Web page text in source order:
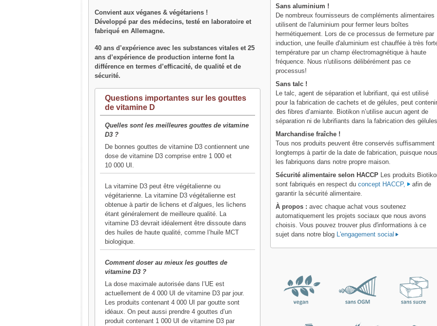
Convient aux véganes & végétariens !
Développé par des médecins, testé en laboratoire et
fabriqué en Allemagne.
40 ans d’expérience avec les substances vitales et 25
ans d’expérience de production interne font la
différence en termes d’efficacité, de qualité et de
sécurité.
Questions importantes sur les gouttes
de vitamine D
Quelles sont les meilleures gouttes de vitamine
D3 ?
De bonnes gouttes de vitamine D3 contiennent une
dose de vitamine D3 comprise entre 1 000 et
10 000 UI.
La vitamine D3 peut être végétalienne ou
végétarienne. La vitamine D3 végétalienne est
obtenue à partir de lichens et d’algues, les lichens
étant généralement de meilleure qualité. La
vitamine D3 devrait idéalement être dissoute dans
des huiles de haute qualité, comme l’huile MCT
biologique.
Comment doser au mieux les gouttes de
vitamine D3 ?
La dose maximale autorisée dans l’UE est
actuellement de 4 000 UI de vitamine D3 par jour.
Les produits contenant 4 000 UI par goutte sont
idéaux. On peut aussi prendre 4 gouttes d’un
produit contenant 1 000 UI de vitamine D3 par
Sans aluminium !
De nombreux fournisseurs de compléments alimentaires
utilisent de l'aluminium pour fermer leurs boîtes
hermétiquement. Lors de ce processus de fermeture par
induction, une feuille d'aluminium est chauffée à très
température par un champ électromagnétique à haute
fréquence. Nous n'utilisons délibérément pas ce
processus!
Sans talc !
Le talc, agent de séparation et lubrifiant, qui est utilisé
pour la fabrication de cachets et de gélules, peut contenir
des fibres d’amiante. Biotikon n’utilise aucun agent de
séparation ni de lubrifiants dans la fabrication des gélules.
Marchandise fraîche !
Tous nos produits peuvent être conservés suffisamment
longtemps à partir de la date de fabrication, puisque nous
les fabriquons dans notre propre maison.
Sécurité alimentaire selon HACCP Les produits
sont fabriqués en respect duconcept HACCP,
afin de
garantir la sécurité alimentaire.
À propos : avec chaque achat vous soutenez
automatiquement les projets sociaux que nous avons
choisis. Vous pouvez trouver plus d'informations à ce
sujet dans notre blog
L'engagement social